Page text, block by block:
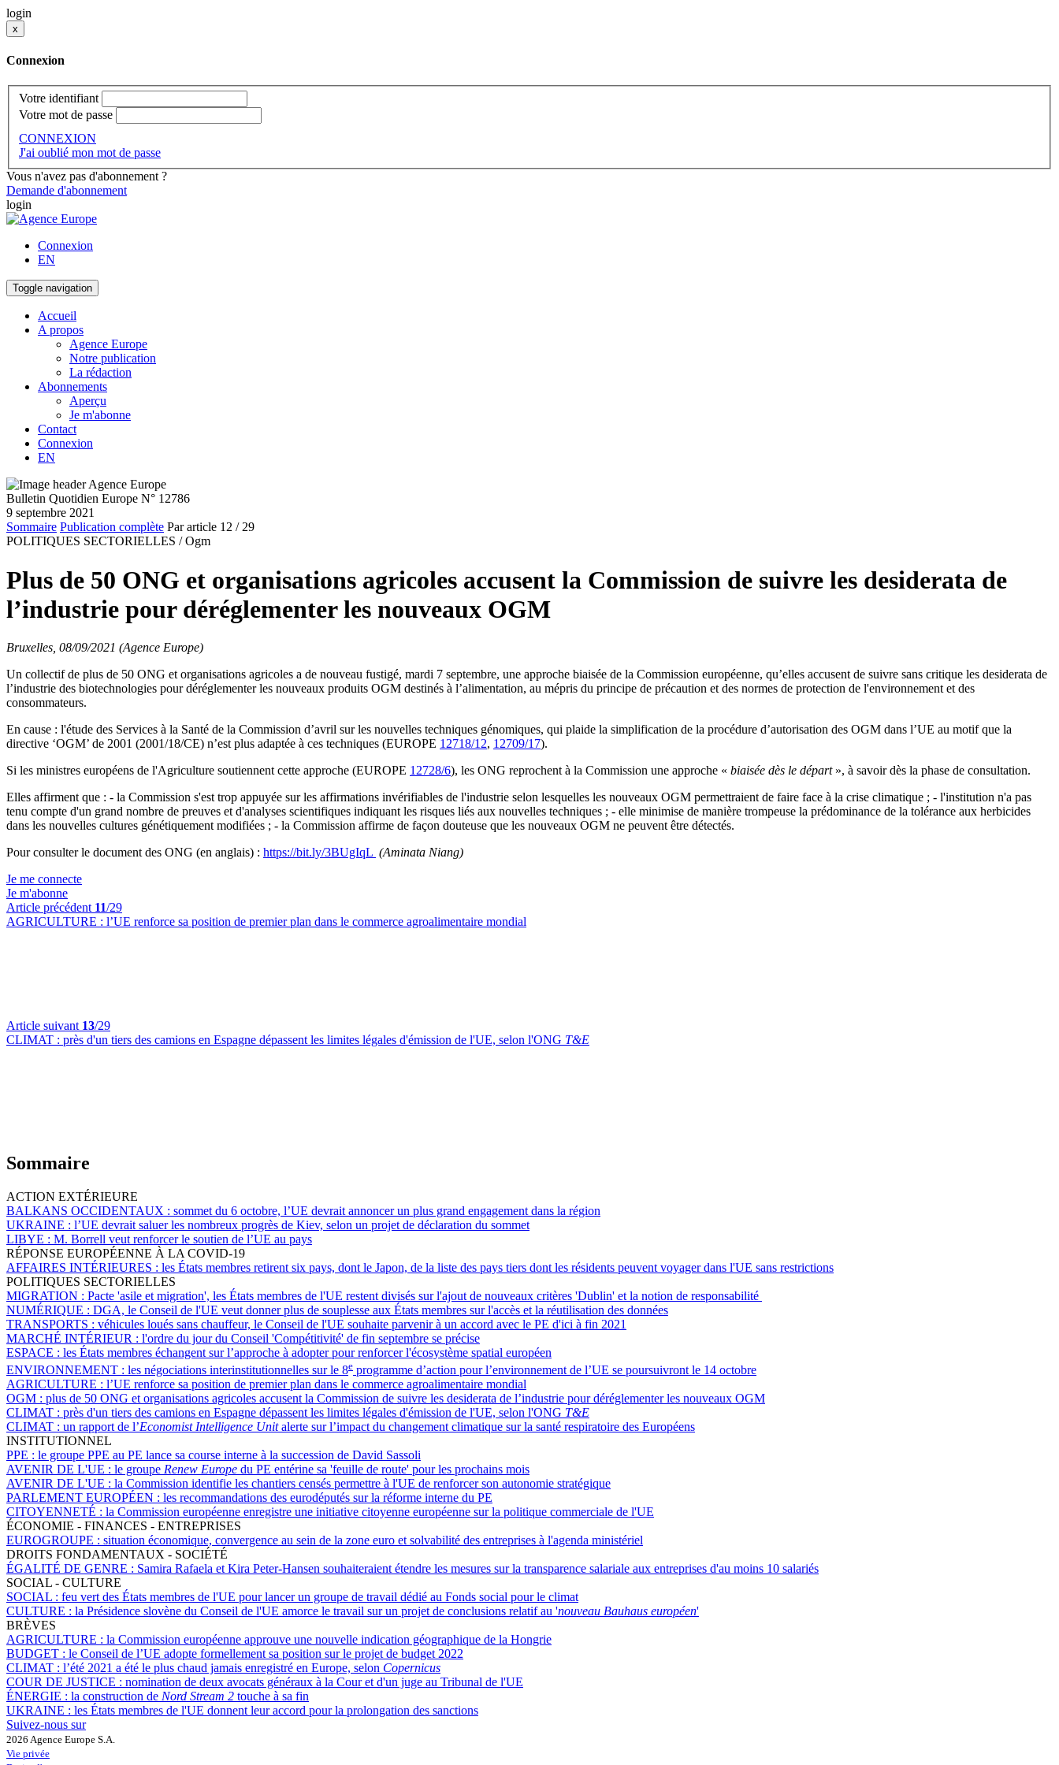
login
x
Connexion
Votre identifiant
Votre mot de passe
CONNEXION
J'ai oublié mon mot de passe
Vous n'avez pas d'abonnement ?
Demande d'abonnement
login
Connexion
EN
Toggle navigation
Accueil
A propos
Agence Europe
Notre publication
La rédaction
Abonnements
Aperçu
Je m'abonne
Contact
Connexion
EN
Bulletin Quotidien Europe N° 12786
9 septembre 2021
Sommaire Publication complète Par article 12 / 29
POLITIQUES SECTORIELLES / Ogm
Plus de 50 ONG et organisations agricoles accusent la Commission de suivre les desiderata de
l’industrie pour déréglementer les nouveaux OGM
Bruxelles, 08/09/2021 (Agence Europe)
Un collectif de plus de 50 ONG et organisations agricoles a de nouveau fustigé, mardi 7 septembre, une approche biaisée de la Commission européenne, qu’elles accusent de suivre sans critique les desiderata de
l’industrie des biotechnologies pour déréglementer les nouveaux produits OGM destinés à l’alimentation, au mépris du principe de précaution et des normes de protection de l'environnement et des
consommateurs.
En cause : l'étude des Services à la Santé de la Commission d’avril sur les nouvelles techniques génomiques, qui plaide la simplification de la procédure d’autorisation des OGM dans l’UE au motif que la
directive ‘OGM’ de 2001 (2001/18/CE) n’est plus adaptée à ces techniques (EUROPE 12718/12, 12709/17).
Si les ministres européens de l'Agriculture soutiennent cette approche (EUROPE 12728/6), les ONG reprochent à la Commission une approche « biaisée dès le départ », à savoir dès la phase de consultation.
Elles affirment que : - la Commission s'est trop appuyée sur les affirmations invérifiables de l'industrie selon lesquelles les nouveaux OGM permettraient de faire face à la crise climatique ; - l'institution n'a pas
tenu compte d'un grand nombre de preuves et d'analyses scientifiques indiquant les risques liés aux nouvelles techniques ; - elle minimise de manière trompeuse la prédominance de la tolérance aux herbicides
dans les nouvelles cultures génétiquement modifiées ; - la Commission affirme de façon douteuse que les nouveaux OGM ne peuvent être détectés.
Pour consulter le document des ONG (en anglais) : https://bit.ly/3BUgIqL (Aminata Niang)
Je me connecte
Je m'abonne
Article précédent 11/29
AGRICULTURE : l’UE renforce sa position de premier plan dans le commerce agroalimentaire mondial
Article suivant 13/29
CLIMAT : près d'un tiers des camions en Espagne dépassent les limites légales d'émission de l'UE, selon l'ONG T&E
Sommaire
ACTION EXTÉRIEURE
BALKANS OCCIDENTAUX : sommet du 6 octobre, l’UE devrait annoncer un plus grand engagement dans la région
UKRAINE : l’UE devrait saluer les nombreux progrès de Kiev, selon un projet de déclaration du sommet
LIBYE : M. Borrell veut renforcer le soutien de l’UE au pays
RÉPONSE EUROPÉENNE À LA COVID-19
AFFAIRES INTÉRIEURES : les États membres retirent six pays, dont le Japon, de la liste des pays tiers dont les résidents peuvent voyager dans l'UE sans restrictions
POLITIQUES SECTORIELLES
MIGRATION : Pacte 'asile et migration', les États membres de l'UE restent divisés sur l'ajout de nouveaux critères 'Dublin' et la notion de responsabilité
NUMÉRIQUE : DGA, le Conseil de l'UE veut donner plus de souplesse aux États membres sur l'accès et la réutilisation des données
TRANSPORTS : véhicules loués sans chauffeur, le Conseil de l'UE souhaite parvenir à un accord avec le PE d'ici à fin 2021
MARCHÉ INTÉRIEUR : l'ordre du jour du Conseil 'Compétitivité' de fin septembre se précise
ESPACE : les États membres échangent sur l’approche à adopter pour renforcer l'écosystème spatial européen
ENVIRONNEMENT : les négociations interinstitutionnelles sur le 8e programme d’action pour l’environnement de l’UE se poursuivront le 14 octobre
AGRICULTURE : l’UE renforce sa position de premier plan dans le commerce agroalimentaire mondial
OGM : plus de 50 ONG et organisations agricoles accusent la Commission de suivre les desiderata de l’industrie pour déréglementer les nouveaux OGM
CLIMAT : près d'un tiers des camions en Espagne dépassent les limites légales d'émission de l'UE, selon l'ONG T&E
CLIMAT : un rapport de l’Economist Intelligence Unitalerte sur l’impact du changement climatique sur la santé respiratoire des Européens
INSTITUTIONNEL
PPE : le groupe PPE au PE lance sa course interne à la succession de David Sassoli
AVENIR DE L'UE : le groupe Renew Europe du PE entérine sa 'feuille de route' pour les prochains mois
AVENIR DE L'UE : la Commission identifie les chantiers censés permettre à l'UE de renforcer son autonomie stratégique
PARLEMENT EUROPÉEN : les recommandations des eurodéputés sur la réforme interne du PE
CITOYENNETÉ : la Commission européenne enregistre une initiative citoyenne européenne sur la politique commerciale de l'UE
ÉCONOMIE - FINANCES - ENTREPRISES
EUROGROUPE : situation économique, convergence au sein de la zone euro et solvabilité des entreprises à l'agenda ministériel
DROITS FONDAMENTAUX - SOCIÉTÉ
ÉGALITÉ DE GENRE : Samira Rafaela et Kira Peter-Hansen souhaiteraient étendre les mesures sur la transparence salariale aux entreprises d'au moins 10 salariés
SOCIAL - CULTURE
SOCIAL : feu vert des États membres de l'UE pour lancer un groupe de travail dédié au Fonds social pour le climat
CULTURE : la Présidence slovène du Conseil de l'UE amorce le travail sur un projet de conclusions relatif au 'nouveau Bauhaus européen'
BRÈVES
AGRICULTURE : la Commission européenne approuve une nouvelle indication géographique de la Hongrie
BUDGET : le Conseil de l’UE adopte formellement sa position sur le projet de budget 2022
CLIMAT : l’été 2021 a été le plus chaud jamais enregistré en Europe, selon Copernicus
COUR DE JUSTICE : nomination de deux avocats généraux à la Cour et d'un juge au Tribunal de l'UE
ÉNERGIE : la construction de Nord Stream 2 touche à sa fin
UKRAINE : les États membres de l'UE donnent leur accord pour la prolongation des sanctions
Suivez-nous sur
2026 Agence Europe S.A.
Vie privée